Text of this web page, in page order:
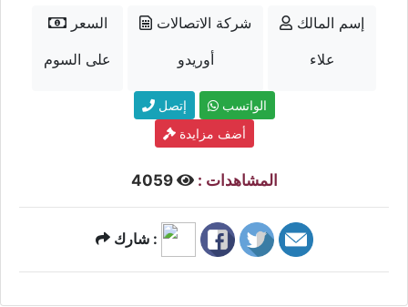
السعر
على السوم
شركة الاتصالات
أوريدو
إسم المالك
علاء
إتصل
الواتسب
أضف مزايدة
المشاهدات : 4059
شارك :